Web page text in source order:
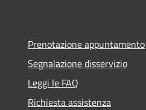
Prenotazione appuntamento
Segnalazione disservizio
Leggi le FAQ
Richiesta assistenza